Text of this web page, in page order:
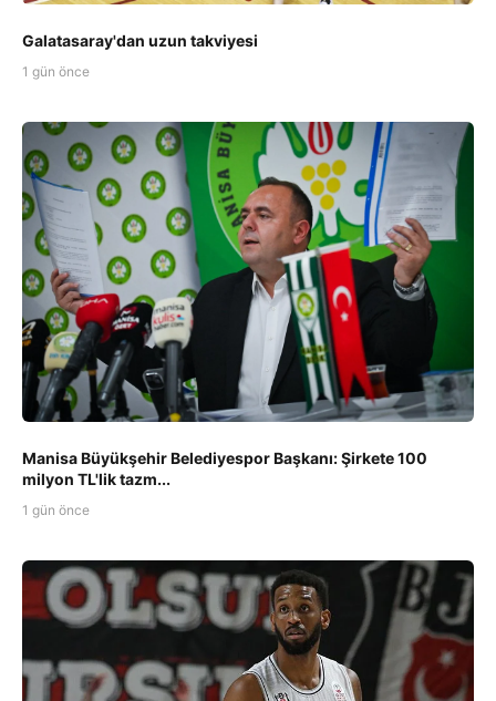
Galatasaray'dan uzun takviyesi
1 gün önce
Manisa Büyükşehir Belediyespor Başkanı: Şirkete 100
milyon TL'lik tazm...
1 gün önce